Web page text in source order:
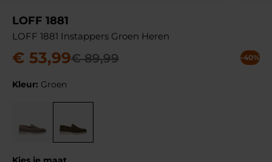
LOFF 1881
LOFF 1881 Instappers Groen Heren
€ 53,99€ 89,99 -40%
Kleur: Groen